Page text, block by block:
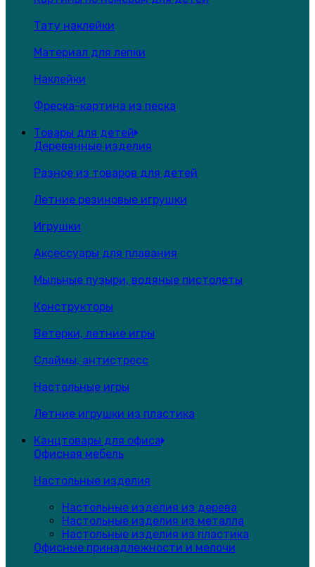
Тату наклейки
Материал для лепки
Наклейки
Фреска-картина из песка
Товары для детей
Деревянные изделия
Разное из товаров для детей
Летние резиновые игрушки
Игрушки
Аксессуары для плавания
Мыльные пузыри, водяные пистолеты
Конструкторы
Ветерки, летние игры
Слаймы, антистресс
Настольные игры
Летние игрушки из пластика
Канцтовары для офиса
Офисная мебель
Настольные изделия
Настольные изделия из дерева
Настольные изделия из металла
Настольные изделия из пластика
Офисные принадлежности и мелочи